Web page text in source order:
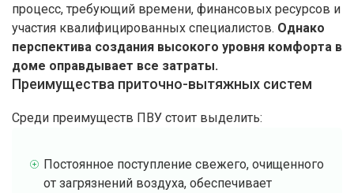
процесс, требующий времени, финансовых ресурсов и
участия квалифицированных специалистов. Однако
перспектива создания высокого уровня комфорта в
доме оправдывает все затраты.
Преимущества приточно-вытяжных систем
Среди преимуществ ПВУ стоит выделить:
Постоянное поступление свежего, очищенного
от загрязнений воздуха, обеспечивает
Нажимая кнопку "Отправить", вы соглашаетесь сПравилами обработки
персональных данных